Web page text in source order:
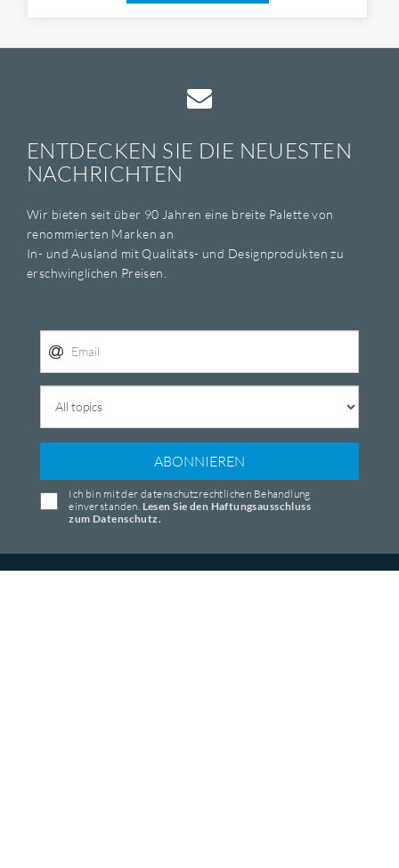
ENTDECKEN SIE DIE NEUESTEN
NACHRICHTEN
Wir bieten seit über 90 Jahren eine breite Palette von
renommierten Marken an
In- und Ausland mit Qualitäts- und Designprodukten zu
erschwinglichen Preisen.
ABONNIEREN
Ich bin mit der datenschutzrechtlichen Behandlung
einverstanden. Lesen Sie den Haftungsausschluss
zum Datenschutz.